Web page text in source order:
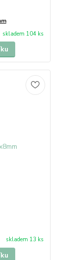
skladem 104 ks
skladem 13 ks